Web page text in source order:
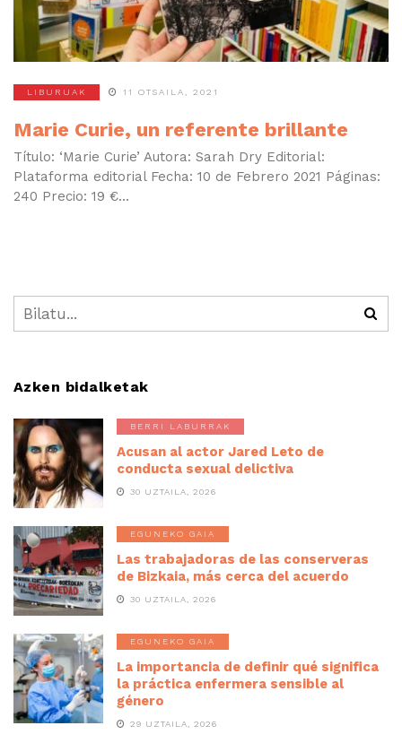
LIBURUAK 11 OTSAILA, 2021
Marie Curie, un referente brillante
Título: ‘Marie Curie’ Autora: Sarah Dry Editorial:
Plataforma editorial Fecha: 10 de Febrero 2021 Páginas:
240 Precio: 19 €...
Azken bidalketak
BERRI LABURRAK
Acusan al actor Jared Leto de
conducta sexual delictiva
30 UZTAILA, 2026
EGUNEKO GAIA
Las trabajadoras de las conserveras
de Bizkaia, más cerca del acuerdo
30 UZTAILA, 2026
EGUNEKO GAIA
La importancia de definir qué significa
la práctica enfermera sensible al
género
29 UZTAILA, 2026